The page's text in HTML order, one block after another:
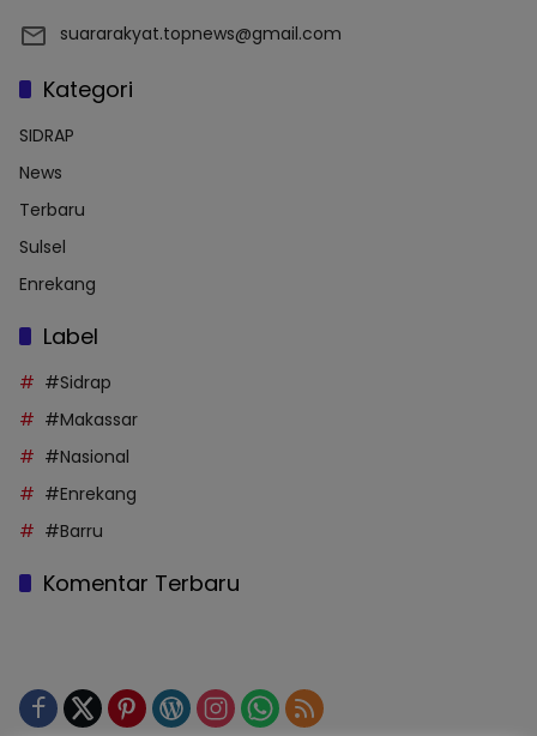
suararakyat.topnews@gmail.com
Kategori
SIDRAP
News
Terbaru
Sulsel
Enrekang
Label
#Sidrap
#Makassar
#Nasional
#Enrekang
#Barru
Komentar Terbaru